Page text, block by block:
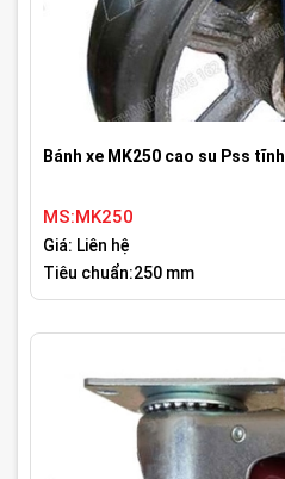
Bánh xe MK250 cao su Pss tĩnh
MS:MK250
Giá: Liên hệ
Tiêu chuẩn:250 mm